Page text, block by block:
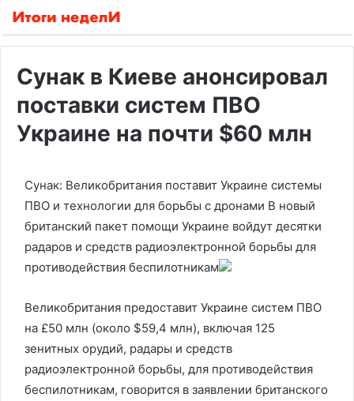
Сунак в Киеве анонсировал
поставки систем ПВО
Украине на почти $60 млн
Сунак: Великобритания поставит Украине системы
ПВО и технологии для борьбы с дронами В новый
британский пакет помощи Украине войдут десятки
радаров и средств радиоэлектронной борьбы для
противодействия беспилотникам
Великобритания предоставит Украине систем ПВО
на £50 млн (около $59,4 млн), включая 125
зенитных орудий, радары и средств
радиоэлектронной борьбы, для противодействия
беспилотникам, говорится в заявлении британского